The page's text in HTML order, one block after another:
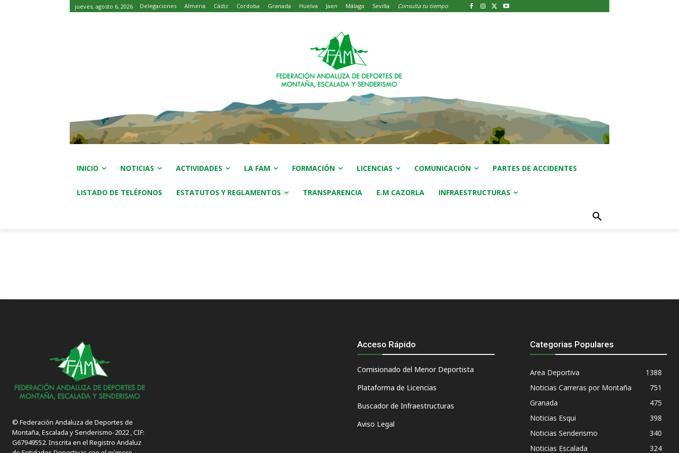
jueves, agosto 6, 2026 Delegaciones Almeria Cádiz Cordoba Granada Huelva Jaen Málaga Sevilla Consulta tu tiempo
INICIO NOTICIAS ACTIVIDADES LA FAM FORMACIÓN LICENCIAS COMUNICACIÓN PARTES DE ACCIDENTES
LISTADO DE TELÉFONOS ESTATUTOS Y REGLAMENTOS TRANSPARENCIA E.M CAZORLA INFRAESTRUCTURAS
© Federación Andaluza de Deportes de
Montaña, Escalada y Senderismo-2022 , CIF:
G67949552. Inscrita en el Registro Andaluz
Acceso Rápido
Comisionado del Menor Deportista
Plataforma de Licencias
Buscador de Infraestructuras
Aviso Legal
Categorias Populares
Area Deportiva
1388
Noticias Carreras por Montaña
751
Granada
475
Noticias Esqui
398
Noticias Senderismo
340
Noticias Escalada
324